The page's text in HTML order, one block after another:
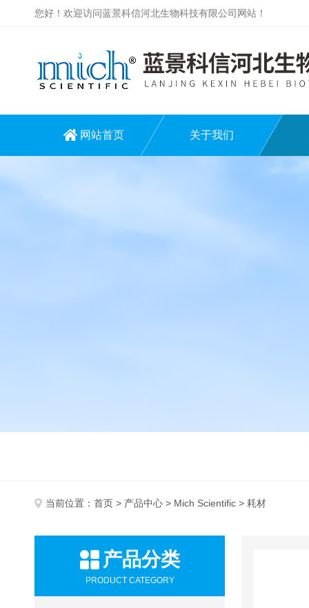
您好！欢迎访问蓝景科信河北生物科技有限公司网站！
网站首页 关于我们
当前位置： 首页 > 产品中心 > Mich Scientific > 耗材
产品分类
PRODUCT CATEGORY